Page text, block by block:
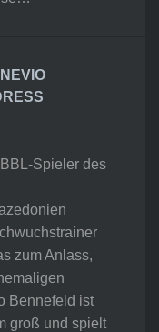
Spieler des
zum Anlass,
Bennefeld ist
groß und spielt